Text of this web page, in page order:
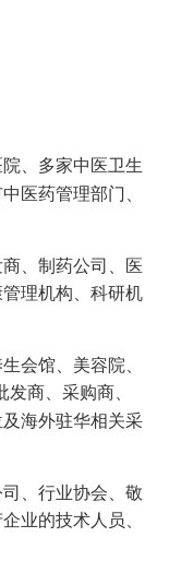
、多家中医卫生
医药管理部门、
、制药公司、医
理机构、科研机
会馆、美容院、
商、采购商、
海外驻华相关采
、行业协会、敬
业的技术人员、